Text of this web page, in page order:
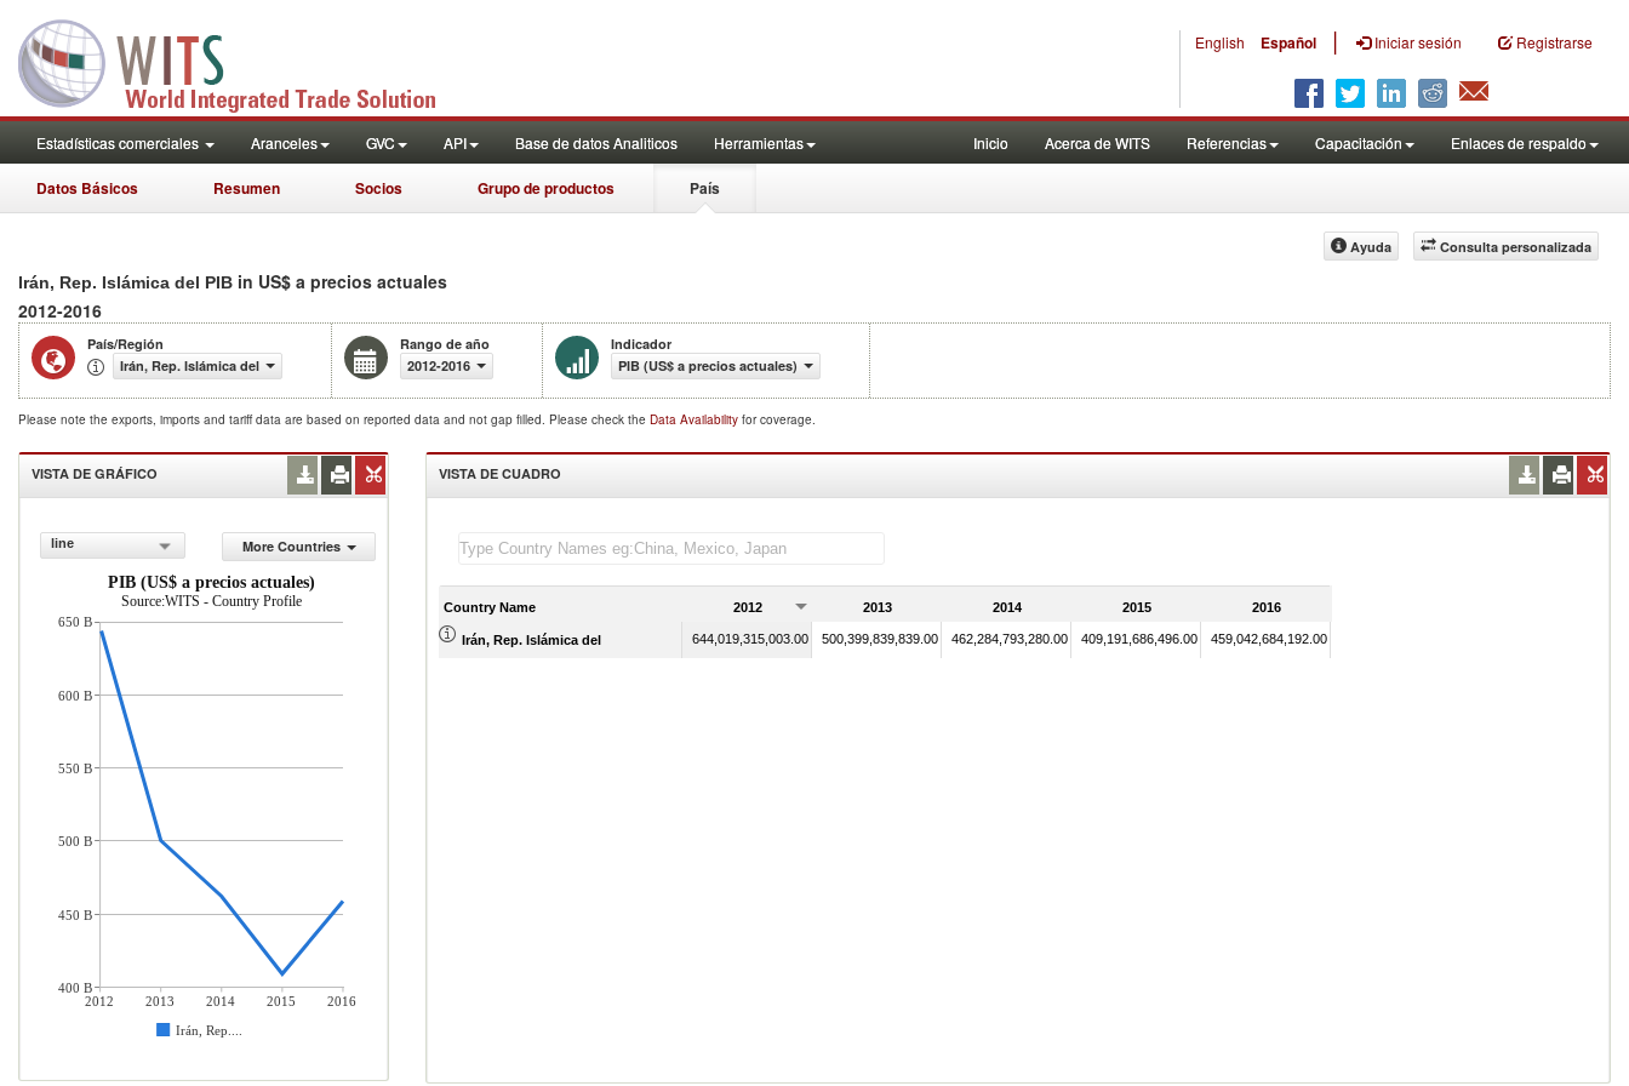
English Español | Iniciar sesión Registrarse
Estadísticas comerciales Aranceles GVC API Base de datos Analiticos Herramientas Inicio Acerca de WITS Referencias Capacitación Enlaces de respaldo
Datos Básicos Resumen Socios Grupo de productos País
Consulta personalizada
Ayuda
Irán, Rep. Islámica del PIB in US$ a precios actuales
2012-2016
País/Región
Irán, Rep. Islámica del
Rango de año
2012-2016
Indicador
PIB (US$ a precios actuales)
Please note the exports, imports and tariff data are based on reported data and not gap filled. Please check the Data Availability for coverage.
VISTA DE GRÁFICO
line
More Countries
PIB (US$ a precios actuales)
Source:WITS - Country Profile
2012 2013 2014 2015
2016
Irán, Rep....
650 B
600 B
550 B
500 B
450 B
400 B
VISTA DE CUADRO
Country Name 2012 2013 2014 2015 2016
Irán, Rep. Islámica del 644,019,315,003.00 500,399,839,839.00 462,284,793,280.00 409,191,686,496.00 459,042,684,192.00